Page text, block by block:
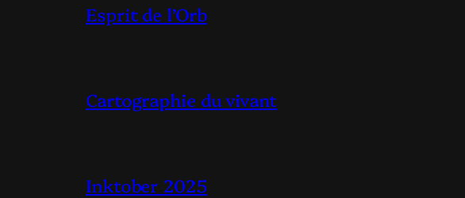
Esprit de l’Orb
Cartographie du vivant
Inktober 2025